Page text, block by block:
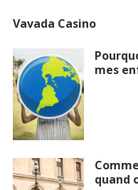
Vavada Casino
mes
quand